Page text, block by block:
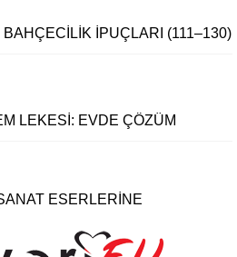
İPUÇLARI (111–130)
LEKESI: EVDE ÇÖZÜM
ESERLERINE